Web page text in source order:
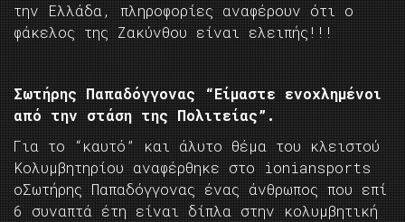
την Ελλάδα, πληροφορίες αναφέρουν ότι ο
φάκελος της Ζακύνθου είναι ελειπής!!!
Σωτήρης Παπαδόγγονας “Είμαστε ενοχλημένοι
από την στάση της Πολιτείας”.
Για το “καυτό” και άλυτο θέμα του κλειστού
Κολυμβητηρίου αναφέρθηκε στο ioniansports
oΣωτήρης Παπαδόγγονας ένας άνθρωπος που επί
6 συναπτά έτη είναι δίπλα στην κολυμβητική